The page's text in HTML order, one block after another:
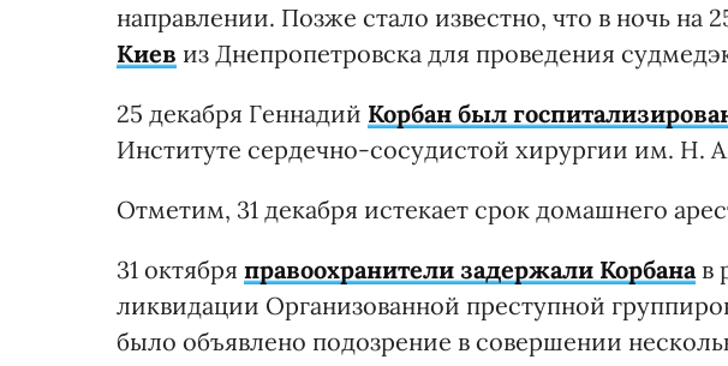
направлении. Позже стало известно, что в ночь на
Киев из Днепропетровска для проведения
25 декабря Геннадий Корбан был
Институте сердечно-сосудистой хирургии им. Н.
Отметим, 31 декабря истекает срок домашнего
31 октября правоохранители задержали Корбана в
ликвидации Организованной преступной
было объявлено подозрение в совершении